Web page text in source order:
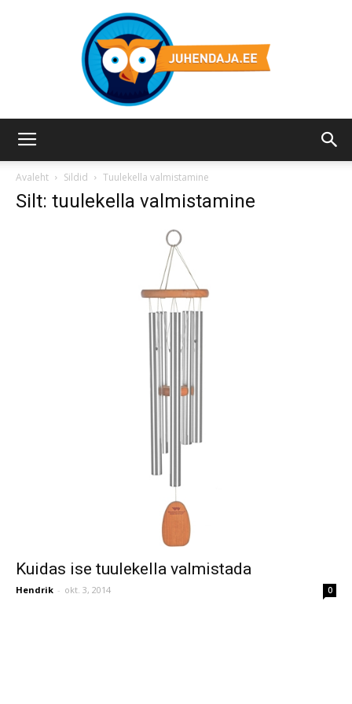
Avaleht Sildid Tuulekella valmistamine
Silt: tuulekella valmistamine
Kuidas ise tuulekella valmistada
Hendrik - okt. 3, 2014 0